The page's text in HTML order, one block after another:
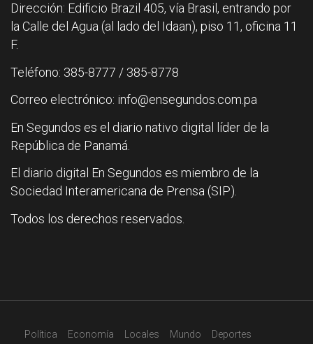
Dirección: Edificio Brazil 405, vía Brasil, entrando por
la Calle del Agua (al lado del Idaan), piso 11, oficina 11
F.
Teléfono: 385-8777 / 385-8778
Correo electrónico: info@ensegundos.com.pa
En Segundos es el diario nativo digital líder de la
República de Panamá.
El diario digital En Segundos es miembro de la
Sociedad Interamericana de Prensa (SIP).
Todos los derechos reservados.
Política Economía Locales Mundo
Deportes